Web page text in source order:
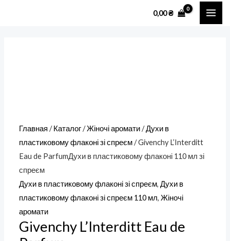
0,00₴
Главная /Каталог/Жіночі аромати/Духи в
пластиковому флаконі зі спреєм/ Givenchy L’Interditt
Eau de ParfumДухи в пластиковому флаконі 110 мл зі
спреєм
Духи в пластиковому флаконі зі спреєм,Духи в
пластиковому флаконі зі спреєм 110 мл,Жіночі
аромати
Givenchy L’Interditt Eau de
флаконі
110
мл
зі
спреєм